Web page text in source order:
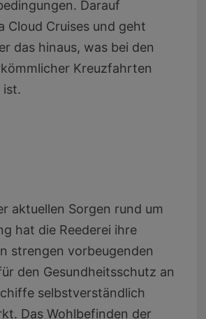
Darauf
Cloud Cruises und geht
das hinaus, was bei den
Kreuzfahrten
ist.
aktuellen Sorgen rund um
hat die Reederei ihre
strengen vorbeugenden
den Gesundheitsschutz an
selbstverständlich
Das Wohlbefinden der